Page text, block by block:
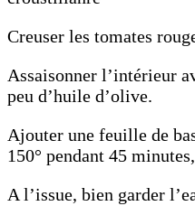
Creuser les tomates
Assaisonner l’intérieur
peu d’huile d’olive.
Ajouter une feuille de
150° pendant 45
A l’issue, bien garder